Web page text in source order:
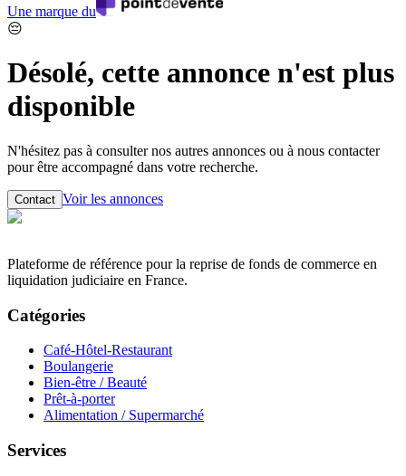
Une marque du
😔
Désolé, cette annonce n'est plus
disponible
N'hésitez pas à consulter nos autres annonces ou à nous contacter
pour être accompagné dans votre recherche.
Contact Voir les annonces
Plateforme de référence pour la reprise de fonds de commerce en
liquidation judiciaire en France.
Catégories
Café-Hôtel-Restaurant
Boulangerie
Bien-être / Beauté
Prêt-à-porter
Alimentation / Supermarché
Services